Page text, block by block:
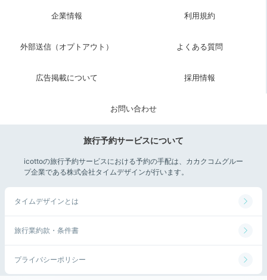
気持ち良く目覚めたら、お部屋で「朝鍋」をメインとし
ラダ、豆腐なども並び、お腹いっぱいになれますよ。
企業情報 利用規約
外部送信（オプトアウト） よくある質問
広告掲載について 採用情報
お問い合わせ
旅行予約サービスについて
icottoの旅行予約サービスにおける予約の手配は、カカクコムグルー
プ企業である株式会社タイムデザインが行います。
タイムデザインとは
旅行業約款・条件書
プライバシーポリシー